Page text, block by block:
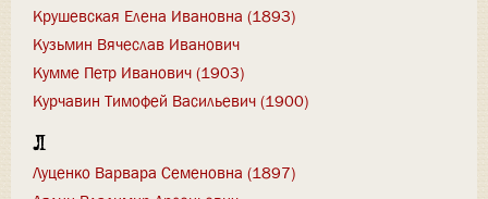
Крушевская Елена Ивановна (1893)
Кузьмин Вячеслав Иванович
Кумме Петр Иванович (1903)
Курчавин Тимофей Васильевич (1900)
Л
Луценко Варвара Семеновна (1897)